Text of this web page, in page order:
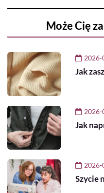
Może Cię
2026-
Jak
2026-
Jak
2026-
Szycie